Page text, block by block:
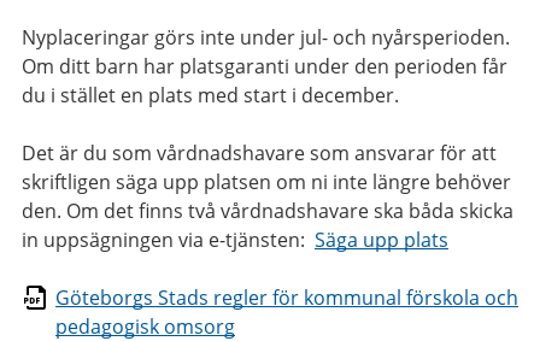
Nyplaceringar görs inte under jul- och nyårsperioden.
Om ditt barn har platsgaranti under den perioden får
du i stället en plats med start i december.
Det är du som vårdnadshavare som ansvarar för att
skriftligen säga upp platsen om ni inte längre behöver
den. Om det finns två vårdnadshavare ska båda skicka
in uppsägningen via e-tjänsten: Säga upp plats
Göteborgs Stads regler för kommunal förskola och
pedagogisk omsorg